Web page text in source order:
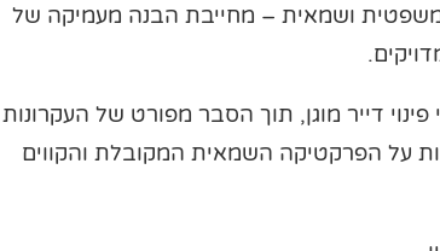
משפטית ושמאית – מחייבת הבנה מעמיקה של
דייר מוגן, תוך הסבר מפורט של העקרונות
על הפרקטיקה השמאית המקובלת והקווים